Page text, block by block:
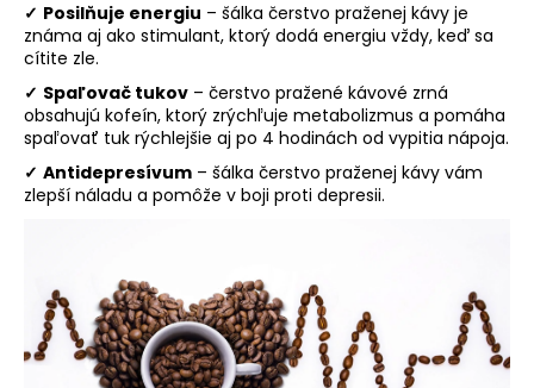
✓ Posilňuje energiu – šálka ​​čerstvo praženej kávy je
známa aj ako stimulant, ktorý dodá energiu vždy, keď sa
cítite zle.
✓ Spaľovač tukov – čerstvo pražené kávové zrná
obsahujú kofeín, ktorý zrýchľuje metabolizmus a pomáha
spaľovať tuk rýchlejšie aj po 4 hodinách od vypitia nápoja.
✓ Antidepresívum – šálka ​​čerstvo praženej kávy vám
zlepší náladu a pomôže v boji proti depresii.